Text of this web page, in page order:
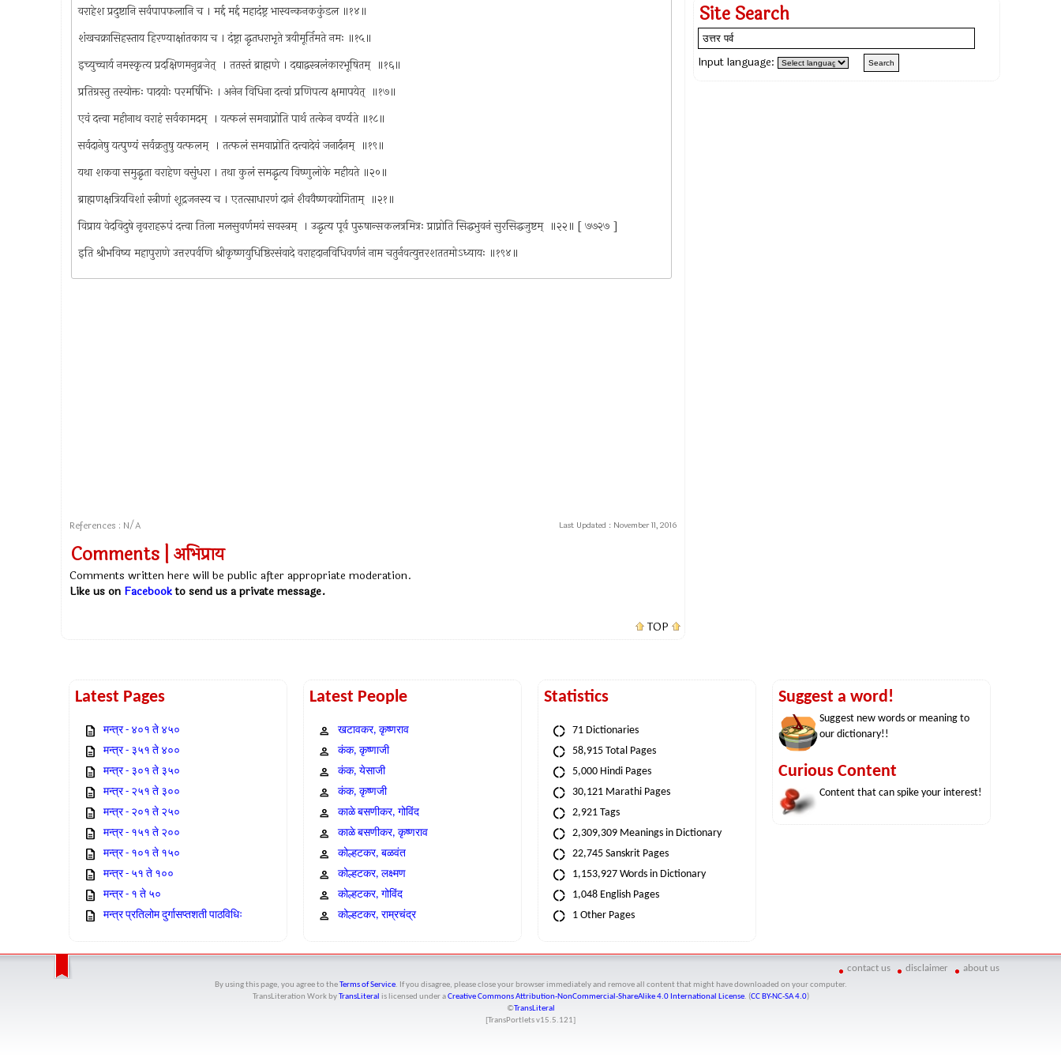
वराहेश प्रदुष्टानि सर्वपापफलानि च । मर्द्द मर्द्द महादंष्ट्र भास्वन्कनककुंडल ॥१४॥
शंखचक्रासिहस्ताय हिरण्याक्षांतकाय च । दंष्ट्रा द्धृतधराभृते त्रयीमूर्तिमते नमः ॥१५॥
इच्युच्चार्य नमस्कृत्य प्रदक्षिणमनुव्रजेत् ‍ । ततस्तं ब्राह्मणे । दद्याद्वस्त्रलंकारभूषितम् ‍ ॥१६॥
प्रतिग्रस्तु तस्योक्तः पादयोः परमर्षिभिः । अनेन विधिना दत्त्वां प्रणिपत्य क्षमापयेत् ‍ ॥१७॥
एवं दत्त्वा महीनाथ वराहं सर्वकामदम् ‍ । यत्फलं समवाप्नोति पार्थ तत्केन वर्ण्यते ॥१८॥
सर्वदानेषु यत्पुण्यं सर्वक्रतुषु यत्फलम् ‍ । तत्फलं समवाप्नोति दत्त्वादेवं जनार्दनम् ‍ ॥१९॥
यथा शकवा समुद्धृता वराहेण वसुंधरा । तथा कुलं समद्धृत्य विष्णुलोके महीयते ॥२०॥
ब्राह्मणक्षत्रियविशां स्त्रीणां शूद्रजनस्य च । एतत्साधारणं दानं शैववैष्णवयोगिताम् ‍ ॥२१॥
विप्राय वेदविदुषे नृवराहरुपं दत्त्वा तिला मलसुवर्णमयं सवस्त्रम् ‍ । उद्धृत्य पूर्व पुरुषान्सकलत्रमित्रः प्राप्नोति सिद्धभुवनं सुरसिद्धजुष्टम् ‍ ॥२२॥ [ ७७२७ ]
इति श्रीभविष्य महापुराणे उत्तरपर्वणि श्रीकृष्णयुधिष्ठिरसंवादे वराहदानविधिवर्णनं नाम चतुर्नवत्युत्तरशततमोऽध्यायः ॥१९४॥
References : N/A Last Updated : November 11, 2016
Comments | अभिप्राय
Comments written here will be public after appropriate moderation.
Like us on Facebookto send us a private message.
TOP
Site Search
Input language:
Latest Pages
मन्त्र - ४०१ ते ४५०
मन्त्र - ३५१ ते ४००
मन्त्र - ३०१ ते ३५०
मन्त्र - २५१ ते ३००
मन्त्र - २०१ ते २५०
मन्त्र - १५१ ते २००
मन्त्र - १०१ ते १५०
मन्त्र - ५१ ते १००
मन्त्र - १ ते ५०
मन्त्र प्रतिलोम दुर्गासप्तशती पाठविधिः
Latest People
खटावकर, कृष्णराव
कंक, कृष्णाजी
कंक, येसाजी
कंक, कृष्णजी
काळे बसणीकर, गोविंद
काळे बसणीकर, कृष्णराव
कोल्हटकर, बळवंत
कोल्हटकर, लक्ष्मण
कोल्हटकर, गोविंद
कोल्हटकर, राम्रचंद्र
Statistics
71 Dictionaries
58,915 Total Pages
5,000 Hindi Pages
30,121 Marathi Pages
2,921 Tags
2,309,309 Meanings in Dictionary
22,745 Sanskrit Pages
1,153,927 Words in Dictionary
1,048 English Pages
1 Other Pages
Suggest a word!
Suggest new words or meaning to
our dictionary!!
Curious Content
Content that can spike your interest!
contact us disclaimer about us
By using this page, you agree to the Terms of Service. If you disagree, please close your browser immediately and remove all content that might have downloaded on your computer.
TransLiteration Workby TransLiteral is licensed under aCreative Commons Attribution-NonCommercial-ShareAlike 4.0 International License. (CC BY-NC-SA 4.0)
©TransLiteral
[TransPortlets v15.5.121